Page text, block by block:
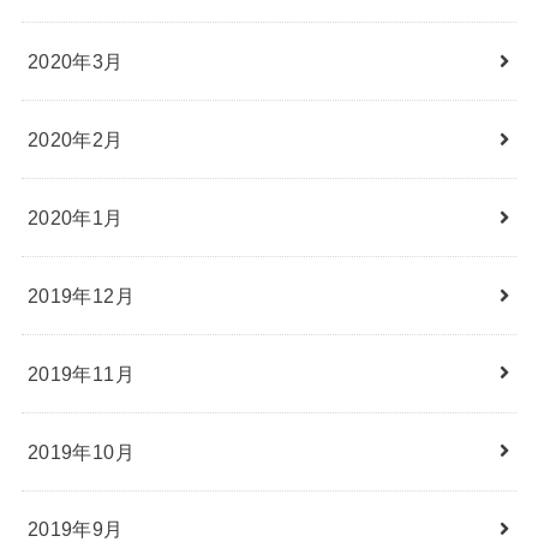
2020年3月
2020年2月
2020年1月
2019年12月
2019年11月
2019年10月
2019年9月